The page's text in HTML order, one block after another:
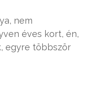
nem
éves kort, én,
egyre többször